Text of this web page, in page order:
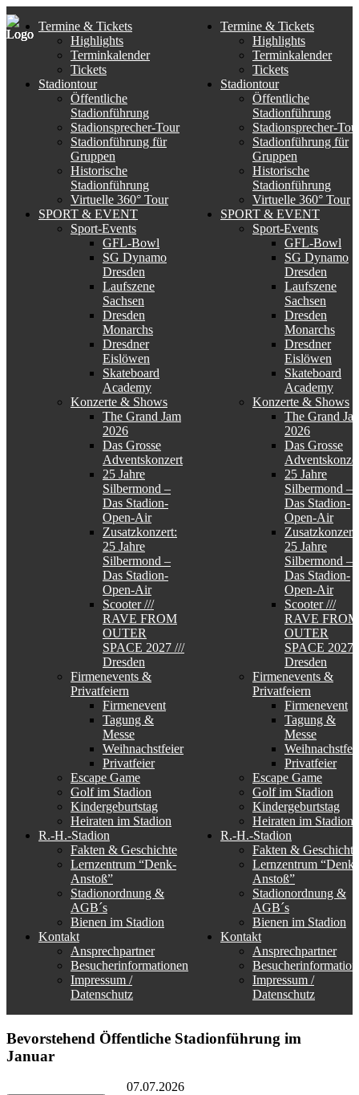
Termine & Tickets
Highlights
Terminkalender
Tickets
Stadiontour
Öffentliche
Stadionführung
Stadionsprecher-Tour
Stadionführung für
Gruppen
Historische
Stadionführung
Virtuelle 360° Tour
SPORT & EVENT
Sport-Events
GFL-Bowl
SG Dynamo
Dresden
Laufszene
Sachsen
Dresden
Monarchs
Dresdner
Eislöwen
Skateboard
Academy
Konzerte & Shows
The Grand Jam
2026
Das Grosse
Adventskonzert
25 Jahre
Silbermond –
Das Stadion-
Open-Air
Zusatzkonzert:
25 Jahre
Silbermond –
Das Stadion-
Open-Air
Scooter ///
RAVE FROM
OUTER
SPACE 2027 ///
Dresden
Firmenevents &
Privatfeiern
Firmenevent
Tagung &
Messe
Weihnachstfeier
Privatfeier
Escape Game
Golf im Stadion
Kindergeburtstag
Heiraten im Stadion
R.-H.-Stadion
Fakten & Geschichte
Lernzentrum “Denk-
Anstoß”
Stadionordnung &
AGB´s
Bienen im Stadion
Kontakt
Ansprechpartner
Besucherinformationen
Impressum /
Datenschutz
Termine & Tickets
Highlights
Terminkalender
Tickets
Stadiontour
Öffentliche
Stadionführung
Stadionsprecher-
Stadionführung für
Gruppen
Historische
Stadionführung
Virtuelle 360° Tour
SPORT & EVENT
Sport-Events
GFL-Bowl
SG Dynamo
Dresden
Laufszene
Sachsen
Dresden
Monarchs
Dresdner
Eislöwen
Skateboard
Academy
Konzerte & Shows
The Grand
2026
Das Grosse
25 Jahre
Silbermond –
Das Stadion-
Open-Air
Zusatzkonzert:
25 Jahre
Silbermond –
Das Stadion-
Open-Air
Scooter ///
RAVE FROM
OUTER
SPACE 2027
Dresden
Firmenevents &
Privatfeiern
Firmenevent
Tagung &
Messe
Privatfeier
Escape Game
Golf im Stadion
Kindergeburtstag
Heiraten im Stadion
R.-H.-Stadion
Fakten & Geschichte
Lernzentrum “Denk-
Anstoß”
Stadionordnung &
AGB´s
Bienen im Stadion
Kontakt
Ansprechpartner
Impressum /
Datenschutz
Bevorstehend Öffentliche Stadionführung im
Januar
07.07.2026